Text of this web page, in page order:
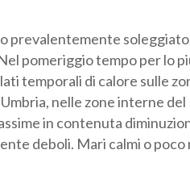
prevalentemente
pomeriggio tempo per lo
temporali di calore sulle
nelle zone interne del
in contenuta
deboli. Mari calmi o poco